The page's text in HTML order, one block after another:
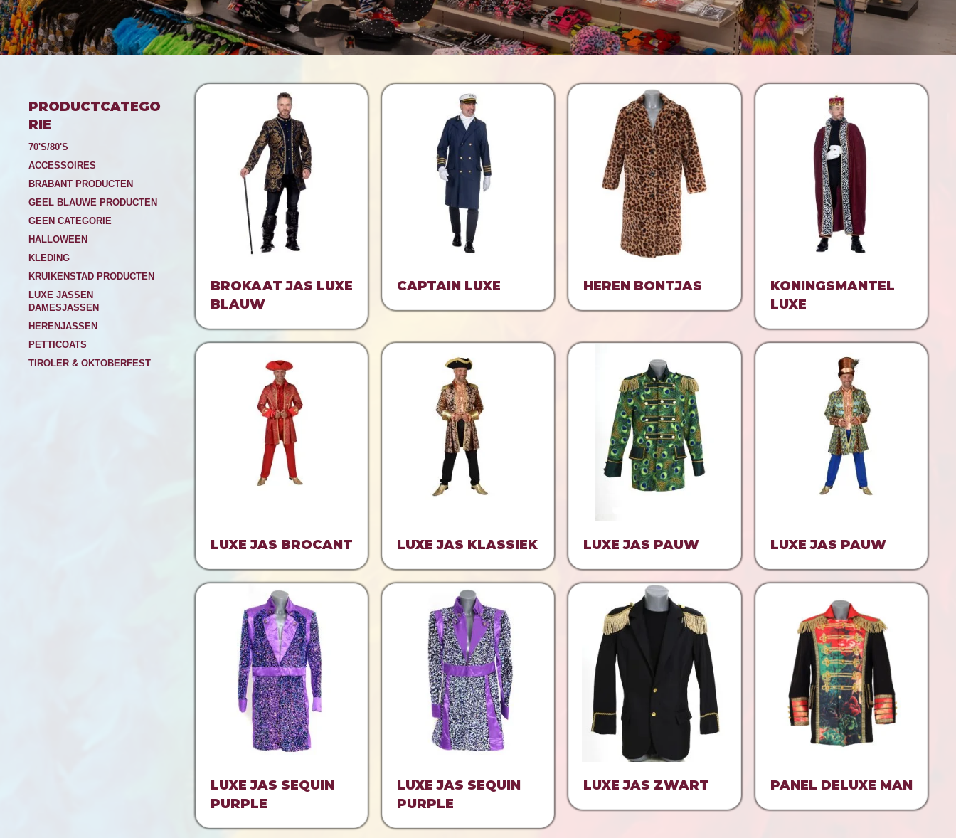
PRODUCTCATEGO
RIE
70'S/80'S
ACCESSOIRES
BRABANT PRODUCTEN
GEEL BLAUWE PRODUCTEN
GEEN CATEGORIE
HALLOWEEN
KLEDING
KRUIKENSTAD PRODUCTEN
LUXE JASSEN
DAMESJASSEN
HERENJASSEN
PETTICOATS
TIROLER & OKTOBERFEST
BROKAAT JAS LUXE
BLAUW
CAPTAIN LUXE HEREN BONTJAS
KONINGSMANTEL
LUXE
LUXE JAS BROCANT LUXE JAS KLASSIEK LUXE JAS PAUW LUXE JAS PAUW
LUXE JAS SEQUIN
PURPLE
LUXE JAS SEQUIN
PURPLE
LUXE JAS ZWART PANEL DELUXE MAN